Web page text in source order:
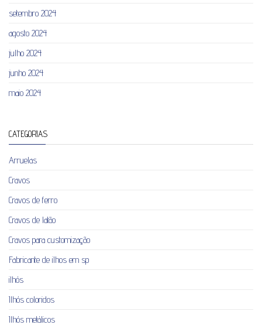
setembro 2024
agosto 2024
julho 2024
junho 2024
maio 2024
CATEGORIAS
Arruelas
Cravos
Cravos de ferro
Cravos de latão
Cravos para customização
Fabricante de ilhos em sp
ilhós
Ilhós coloridos
Ilhós metálicos